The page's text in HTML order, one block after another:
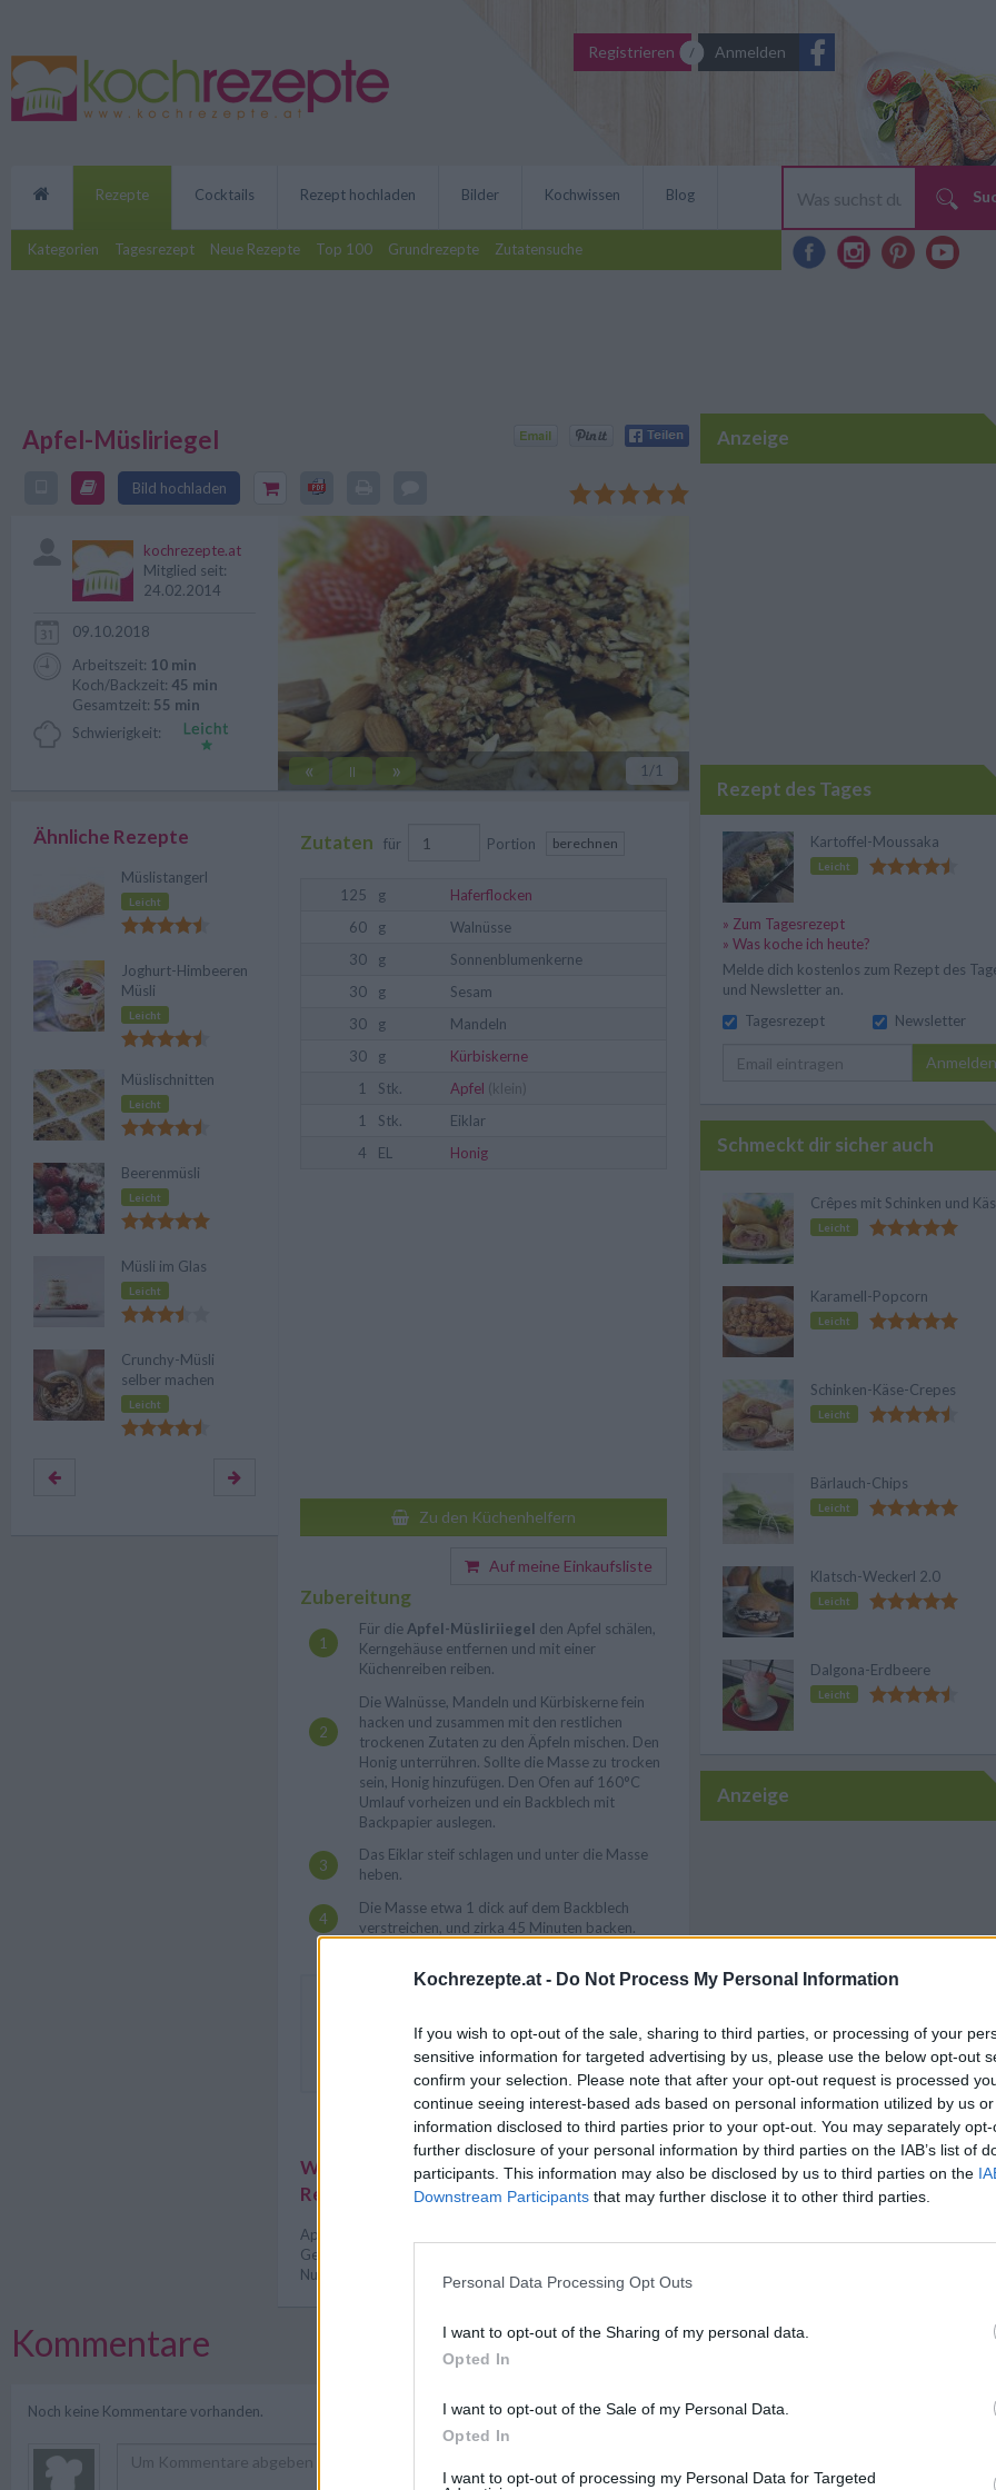
Kochrezepte.at - Do Not Process My Personal Information
If you wish to opt-out of the sale, sharing to third parties, or processing of your
sensitive information for targeted advertising by us, please use the below opt-out
confirm your selection. Please note that after your opt-out request is processed
continue seeing interest-based ads based on personal information utilized by us
information disclosed to third parties prior to your opt-out. You may separately
further disclosure of your personal information by third parties on the IAB’s list of
participants. This information may also be disclosed by us to third parties on the
Downstream Participants that may further disclose it to other third parties.
Personal Data Processing Opt Outs
I want to opt-out of the Sharing of my personal data.
Opted In
I want to opt-out of the Sale of my Personal Data.
Opted In
I want to opt-out of processing my Personal Data for Targeted
Registrieren Anmelden
Rezepte
Kategorien Tagesrezept Neue Rezepte Top 100 Grundrezepte Zutatensuche
Cocktails Rezept hochladen Bilder Kochwissen Blog
Apfel-Müsliriegel
Bild hochladen
Selbstgemacht schmeckt der Apfel-Müsliriegel am besten.
Ein einfaches Rezept für einen gesunden Snack.
« || » 1 /1
kochrezepte.at
Mitglied seit:
24.02.2014
09.10.2018
Arbeitszeit: 10 min
Koch/Backzeit: 45 min
Gesamtzeit: 55 min
Schwierigkeit:
Zutaten für Portion berechnen
125 g
Haferflocken
60
g
Walnüsse
30
g
Sonnenblumenkerne
30
g
Sesam
30
g
Mandeln
30
g
Kürbiskerne
1
Stk. Apfel (klein)
1
Stk.
Eiklar
4
EL Honig
Zu den Küchenhelfern
Auf meine Einkaufsliste
Zubereitung
Für die Apfel-Müsliriiegel den Apfel schälen,
Kerngehäuse entfernen und mit einer
Küchenreiben reiben.
Die Walnüsse, Mandeln und Kürbiskerne fein
hacken und zusammen mit den restlichen
trockenen Zutaten zu den Äpfeln mischen. Den
Honig unterrühren. Sollte die Masse zu trocken
sein, Honig hinzufügen. Den Ofen auf 160°C
Umlauf vorheizen und ein Backblech mit
Backpapier auslegen.
Das Eiklar steif schlagen und unter die Masse
heben.
Die Masse etwa 1 dick auf dem Backblech
verstreichen, und zirka 45 Minuten backen.
Belieben mit Trockenfrüchte verfeinert, Gut
durch gebacken sind die Riegel etwa 2 Wochen
Weitere interessante
Rezeptsammlungen
Apfel Rezepte
Gesunde Rezepte
Nuss Rezepte
Snack Rezepte /Mandel Rezepte
Ähnliche Rezepte
Müslistangerl
Leicht
Joghurt-Himbeeren
Müsli
Leicht
Müslischnitten
Leicht
Beerenmüsli
Leicht
Müsli im Glas
Leicht
Crunchy-Müsli
selber machen
Leicht
Kommentare
Noch keine Kommentare vorhanden.
Anzeige
Rezept des Tages
Kartoffel-Moussaka
Leicht
» Zum Tagesrezept
» Was koche ich heute?
Melde dich kostenlos zum Rezept des
und Newsletter an.
Tagesrezept
Newsletter
Anmelden
Schmeckt dir sicher auch
Crêpes mit Schinken und
Leicht
Karamell-Popcorn
Leicht
Schinken-Käse-Crepes
Leicht
Bärlauch-Chips
Leicht
Klatsch-Weckerl 2.0
Leicht
Dalgona-Erdbeere
Leicht
Anzeige
Like uns auf Facebook...